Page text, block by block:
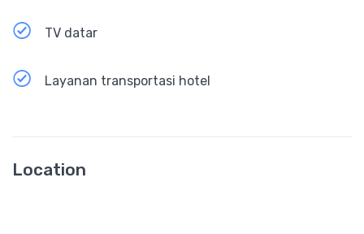
TV datar
Layanan transportasi hotel
Location